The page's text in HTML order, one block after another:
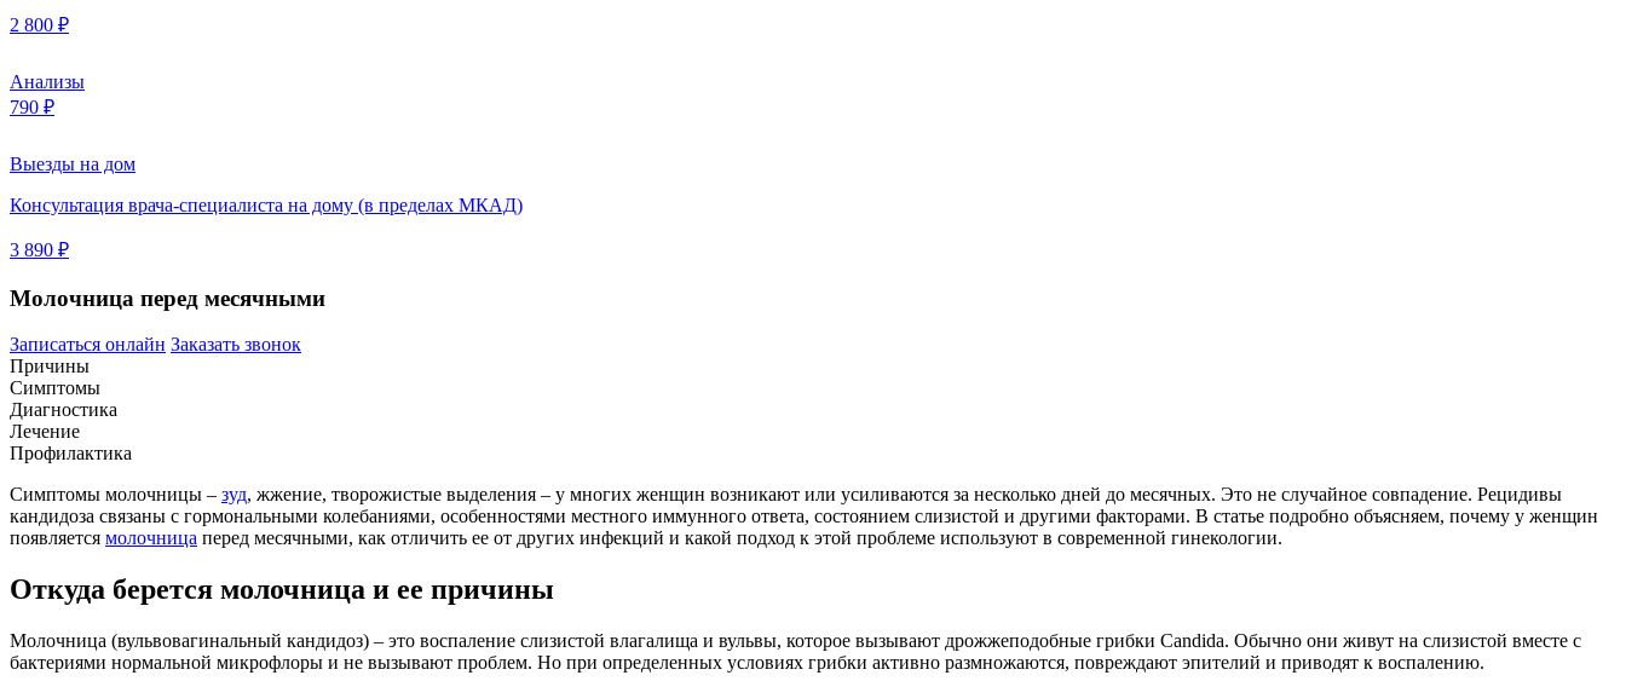
2 800 ₽
Анализы
790 ₽
Выезды на дом
Консультация врача-специалиста на дому (в пределах МКАД)
3 890 ₽
Молочница перед месячными
Записаться онлайн Заказать звонок
Причины
Симптомы
Диагностика
Лечение
Профилактика
Симптомы молочницы – зуд, жжение, творожистые выделения – у многих женщин возникают или усиливаются за несколько дней до месячных. Это не случайное совпадение. Рецидивы
кандидоза связаны с гормональными колебаниями, особенностями местного иммунного ответа, состоянием слизистой и другими факторами. В статье подробно объясняем, почему у женщин
появляется молочница перед месячными, как отличить ее от других инфекций и какой подход к этой проблеме используют в современной гинекологии.
Откуда берется молочница и ее причины
Молочница (вульвовагинальный кандидоз) – это воспаление слизистой влагалища и вульвы, которое вызывают дрожжеподобные грибки Candida. Обычно они живут на слизистой вместе с
бактериями нормальной микрофлоры и не вызывают проблем. Но при определенных условиях грибки активно размножаются, повреждают эпителий и приводят к воспалению.